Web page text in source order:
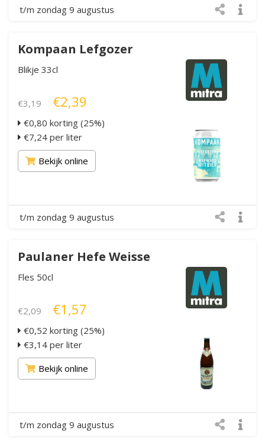
t/m zondag 9 augustus
Kompaan Lefgozer
Blikje 33cl
€3,19 €2,39
€0,80 korting (25%)
€7,24 per liter
Bekijk online
t/m zondag 9 augustus
Paulaner Hefe Weisse
Fles 50cl
€2,09 €1,57
€0,52 korting (25%)
€3,14 per liter
Bekijk online
t/m zondag 9 augustus